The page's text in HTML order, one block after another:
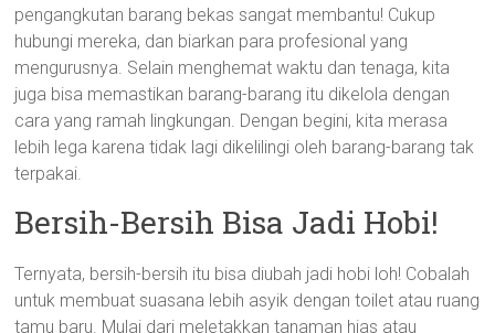
pengangkutan barang bekas sangat membantu! Cukup
hubungi mereka, dan biarkan para profesional yang
mengurusnya. Selain menghemat waktu dan tenaga, kita
juga bisa memastikan barang-barang itu dikelola dengan
cara yang ramah lingkungan. Dengan begini, kita merasa
lebih lega karena tidak lagi dikelilingi oleh barang-barang tak
terpakai.
Bersih-Bersih Bisa Jadi Hobi!
Ternyata, bersih-bersih itu bisa diubah jadi hobi loh! Cobalah
untuk membuat suasana lebih asyik dengan toilet atau ruang
tamu baru. Mulai dari meletakkan tanaman hias atau